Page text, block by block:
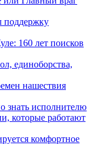
поддержку
160 лет поисков
единоборства,
нашествия
знать исполнителю
которые работают
комфортное